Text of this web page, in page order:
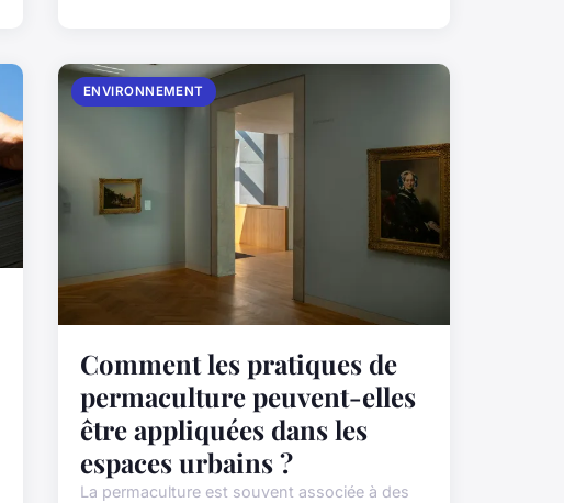
ENVIRONNEMENT
Comment les pratiques de
permaculture peuvent-elles
être appliquées dans les
espaces urbains ?
La permaculture est souvent associée à des